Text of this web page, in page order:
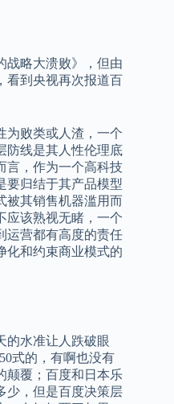
战略大溃败》，但由
看到央视再次报道百
为败类或人渣，一个
防线是其人性伦理底
言，作为一个高科技
要归结于其产品模型
被其销售机器滥用而
应该熟视无睹，一个
运营都有高度的责任
化和约束商业模式的
的水准让人跌破眼
式的，有啊也没有
颠覆；百度和日本乐
少，但是百度决策层